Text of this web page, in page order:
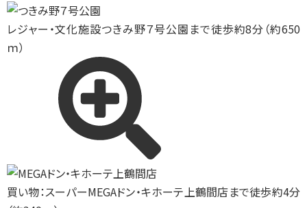
レジャー・文化施設つきみ野７号公園まで徒歩約8分（約650
ｍ）
買い物：スーパーMEGAドン・キホーテ上鶴間店まで徒歩約4分